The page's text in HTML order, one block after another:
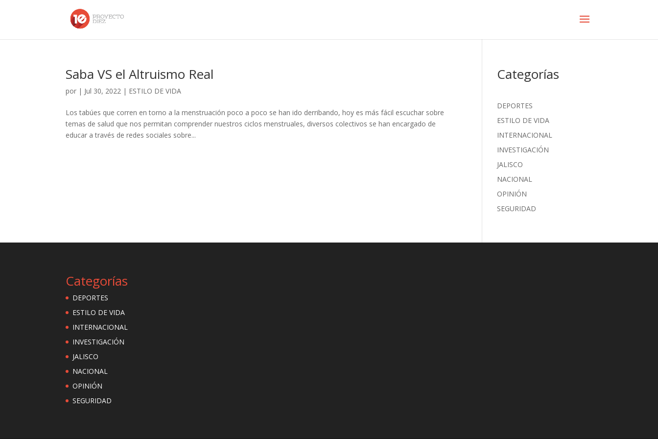
Saba VS el Altruismo Real
por | Jul 30, 2022 | ESTILO DE VIDA
Los tabúes que corren en torno a la menstruación poco a poco se han ido derribando, hoy es más fácil escuchar sobre
temas de salud que nos permitan comprender nuestros ciclos menstruales, diversos colectivos se han encargado de
educar a través de redes sociales sobre...
Categorías
DEPORTES
ESTILO DE VIDA
INTERNACIONAL
INVESTIGACIÓN
JALISCO
NACIONAL
OPINIÓN
SEGURIDAD
Categorías
DEPORTES
ESTILO DE VIDA
INTERNACIONAL
INVESTIGACIÓN
JALISCO
NACIONAL
OPINIÓN
SEGURIDAD